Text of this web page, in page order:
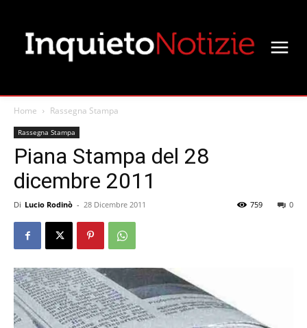
Home Rassegna Stampa
Rassegna Stampa
Piana Stampa del 28
dicembre 2011
Di Lucio Rodinò - 28 Dicembre 2011 0
759